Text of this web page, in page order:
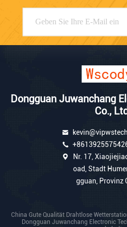
Dongguan Juwanchang
Co.,
Nr. 17,
oad, Stadt
gguan, Provinz
China Gute Qualität Drahtlose
Dongguan Juwanchang Electronic